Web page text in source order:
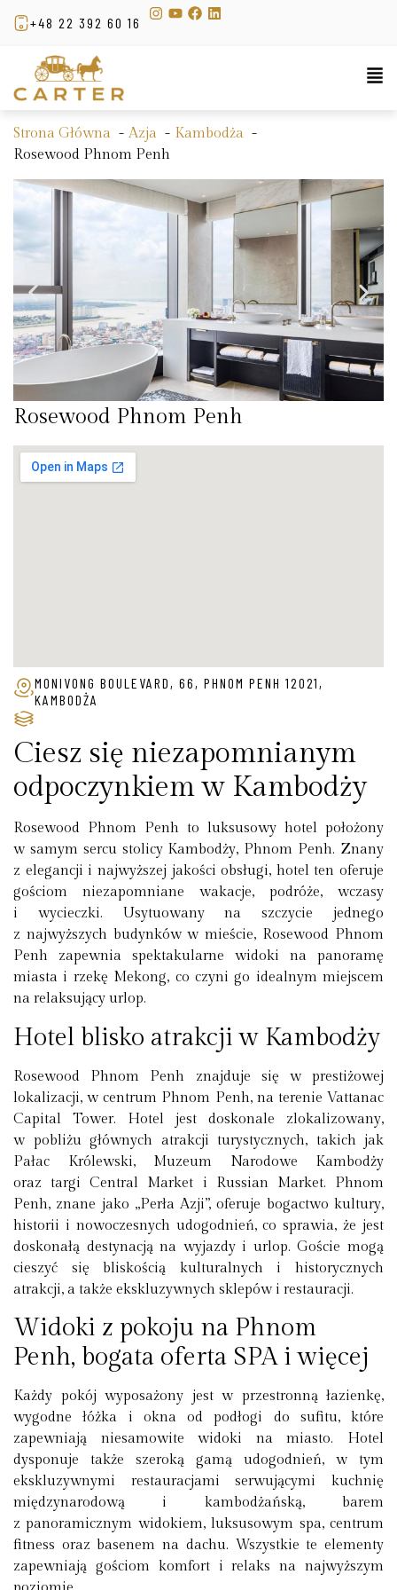
+48 22 392 60 16
Strona Główna Azja
Kambodża
Rosewood Phnom Penh
Rosewood Phnom Penh
MONIVONG BOULEVARD, 66, PHNOM PENH 12021,
KAMBODŻA
Ciesz się niezapomnianym
odpoczynkiem w Kambodży
Rosewood Phnom Penh to luksusowy hotel położony
w samym sercu stolicy Kambodży, Phnom Penh. Znany
z elegancji i najwyższej jakości obsługi, hotel ten oferuje
gościom niezapomniane wakacje, podróże, wczasy
i wycieczki. Usytuowany na szczycie jednego
z najwyższych budynków w mieście, Rosewood Phnom
Penh zapewnia spektakularne widoki na panoramę
miasta i rzekę Mekong, co czyni go idealnym miejscem
na relaksujący urlop.
Hotel blisko atrakcji w Kambodży
Rosewood Phnom Penh znajduje się w prestiżowej
lokalizacji, w centrum Phnom Penh, na terenie Vattanac
Capital Tower. Hotel jest doskonale zlokalizowany,
w pobliżu głównych atrakcji turystycznych, takich jak
Pałac Królewski, Muzeum Narodowe Kambodży
oraz targi Central Market i Russian Market. Phnom
Penh, znane jako „Perła Azji”, oferuje bogactwo kultury,
historii i nowoczesnych udogodnień, co sprawia, że jest
doskonałą destynacją na wyjazdy i urlop. Goście mogą
cieszyć się bliskością kulturalnych i historycznych
atrakcji, a także ekskluzywnych sklepów i restauracji.
Widoki z pokoju na Phnom
Penh, bogata oferta SPA i więcej
Każdy pokój wyposażony jest w przestronną łazienkę,
wygodne łóżka i okna od podłogi do sufitu, które
zapewniają niesamowite widoki na miasto. Hotel
dysponuje także szeroką gamą udogodnień, w tym
ekskluzywnymi restauracjami serwującymi kuchnię
międzynarodową i kambodżańską, barem
z panoramicznym widokiem, luksusowym spa, centrum
fitness oraz basenem na dachu. Wszystkie te elementy
zapewniają gościom komfort i relaks na najwyższym